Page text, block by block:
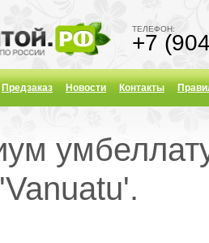
ТЕЛЕФОН:
+7
Предзаказ Новости Контакты